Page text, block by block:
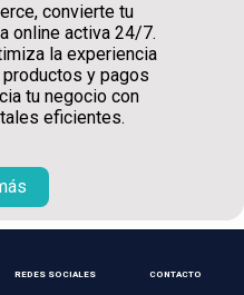
convierte tu
online activa 24/7.
la experiencia
y pagos
tu negocio con
eficientes.
REDES SOCIALES CONTACTO